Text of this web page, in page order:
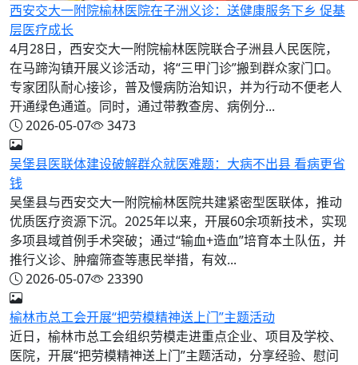
西安交大一附院榆林医院在子洲义诊：送健康服务下乡 促基
层医疗成长
4月28日，西安交大一附院榆林医院联合子洲县人民医院，
在马蹄沟镇开展义诊活动，将“三甲门诊”搬到群众家门口。
专家团队耐心接诊，普及慢病防治知识，并为行动不便老人
开通绿色通道。同时，通过带教查房、病例分...
2026-05-07
3473
吴堡县医联体建设破解群众就医难题：大病不出县 看病更省
钱
吴堡县与西安交大一附院榆林医院共建紧密型医联体，推动
优质医疗资源下沉。2025年以来，开展60余项新技术，实现
多项县域首例手术突破；通过“输血+造血”培育本土队伍，并
推行义诊、肿瘤筛查等惠民举措，有效...
2026-05-07
23390
榆林市总工会开展“把劳模精神送上门”主题活动
近日，榆林市总工会组织劳模走进重点企业、项目及学校、
医院，开展“把劳模精神送上门”主题活动，分享经验、慰问